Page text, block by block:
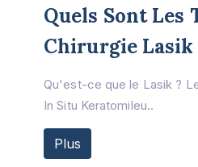
Quels Sont Les
Chirurgie Lasik
Qu'est-ce que le Lasik ?
In Situ Keratomileu..
Plus